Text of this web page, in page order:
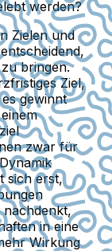
werden?
Zielen und
bringen.
Ziel,
gewinnt
zwar für
sich erst,
nachdenkt,
in eine
Wirkung